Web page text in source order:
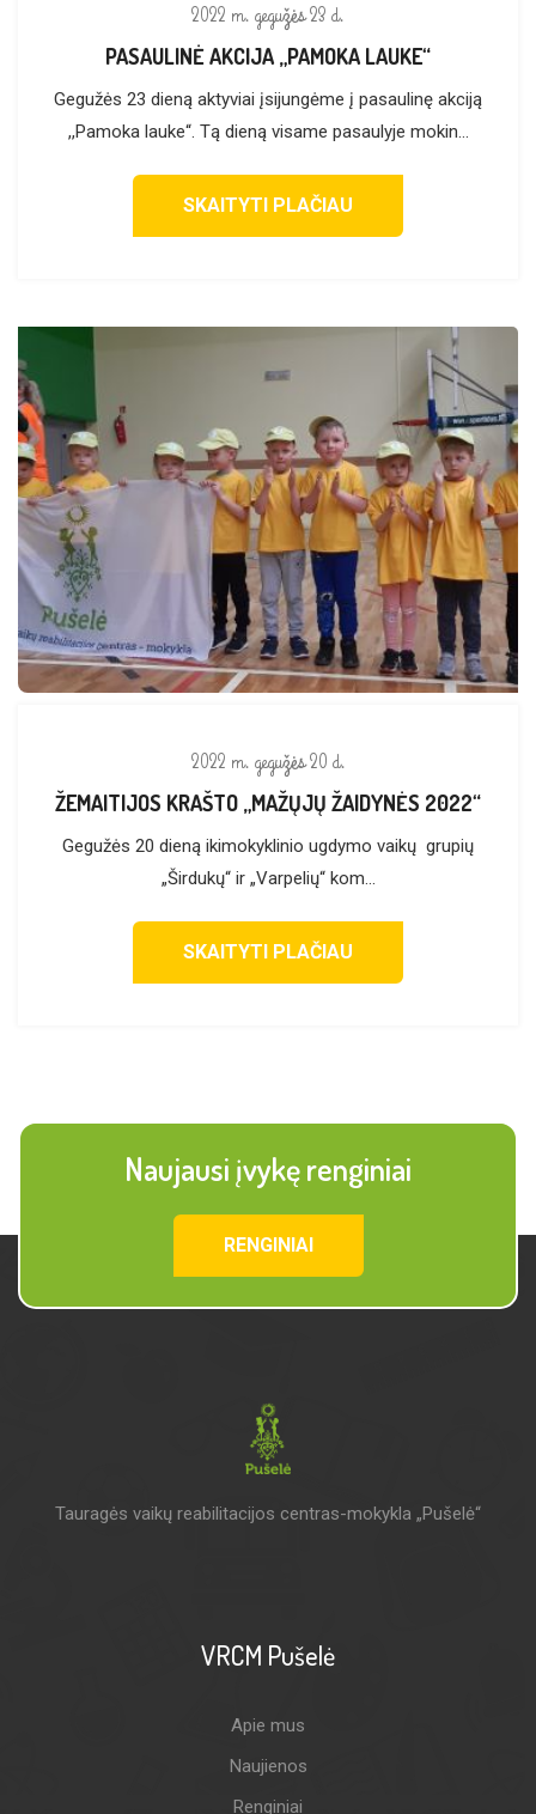
2022 m. gegužės 23 d.
PASAULINĖ AKCIJA „PAMOKA LAUKE“
Gegužės 23 dieną aktyviai įsijungėme į pasaulinę akciją
,,Pamoka lauke“. Tą dieną visame pasaulyje mokin...
SKAITYTI PLAČIAU
2022 m. gegužės 20 d.
ŽEMAITIJOS KRAŠTO „MAŽŲJŲ ŽAIDYNĖS 2022“
Gegužės 20 dieną ikimokyklinio ugdymo vaikų grupių
„Širdukų“ ir „Varpelių“ kom...
SKAITYTI PLAČIAU
Naujausi įvykę renginiai
RENGINIAI
Tauragės vaikų reabilitacijos centras-mokykla „Pušelė“
VRCM Pušelė
Apie mus
Naujienos
Renginiai